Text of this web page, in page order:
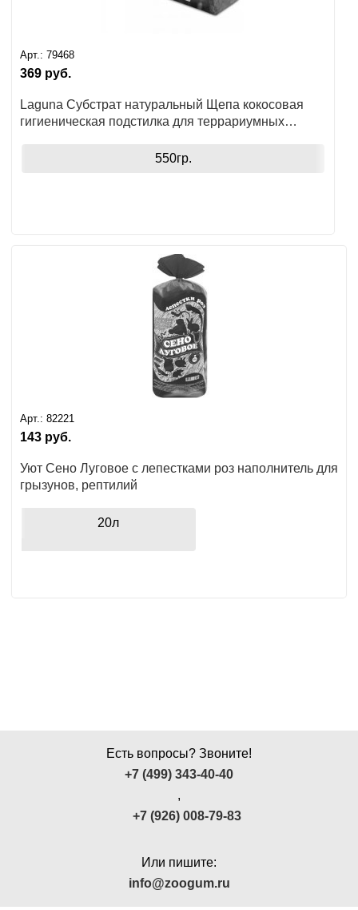
Арт.: 79468
369 руб.
Laguna Субстрат натуральный Щепа кокосовая
гигиеническая подстилка для террариумных
550гр.
Арт.: 82221
143 руб.
Уют Сено Луговое с лепестками роз наполнитель для
грызунов, рептилий
20л
Есть вопросы? Звоните!
+7 (499) 343-40-40
,
+7 (926) 008-79-83
Или пишите:
info@zoogum.ru